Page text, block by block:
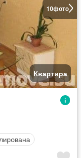
10фото
Квартира